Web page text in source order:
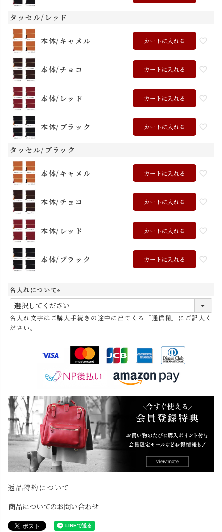
タッセル/レッド
本体/キャメル カートに入れる
本体/チョコ カートに入れる
本体/レッド カートに入れる
本体/ブラック カートに入れる
タッセル/ブラック
本体/キャメル カートに入れる
本体/チョコ カートに入れる
本体/レッド カートに入れる
本体/ブラック カートに入れる
名入れについて
(
必
須
名入れ文字はご購入手続きの途中に出てくる「通信欄」にご記入く
ださい。
返品特約について
商品についてのお問い合わせ